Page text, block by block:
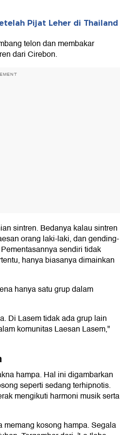
Pijat Leher di Thailand
telon dan membakar
dari Cirebon.
sintren. Bedanya kalau sintren
orang laki-laki, dan gending-
sendiri tidak
hanya biasanya dimainkan
hanya satu grup dalam
Di Lasem tidak ada grup lain
komunitas Laesan Lasem,"
hampa. Hal ini digambarkan
seperti sedang terhipnotis.
mengikuti harmoni musik serta
kosong hampa. Segala